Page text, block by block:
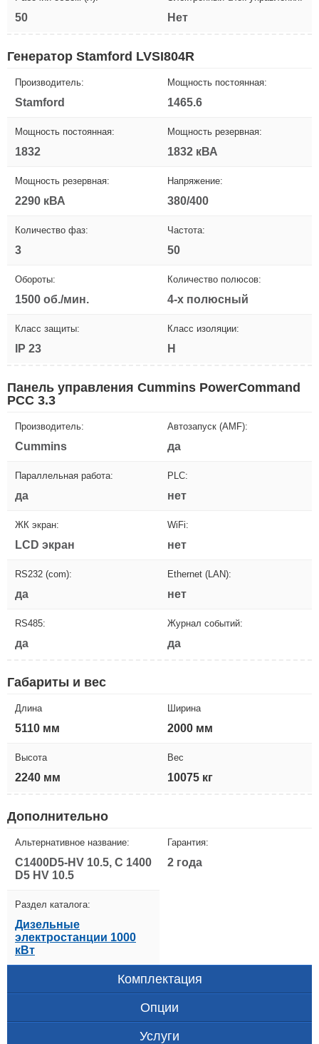
50 Нет
Генератор Stamford LVSI804R
Производитель:
Stamford
Мощность постоянная:
1465.6
Мощность постоянная:
1832
Мощность резервная:
1832 кВА
Мощность резервная:
2290 кВА
Напряжение:
380/400
Количество фаз:
3
Частота:
50
Обороты:
1500 об./мин.
Количество полюсов:
4-х полюсный
Класс защиты:
IP 23
Класс изоляции:
H
Панель управления Cummins PowerCommand
PCC 3.3
Производитель:
Cummins
Автозапуск (AMF):
да
Параллельная работа:
да
PLC:
нет
ЖК экран:
LCD экран
WiFi:
нет
RS232 (com):
да
Ethernet (LAN):
нет
RS485:
да
Журнал событий:
да
Габариты и вес
Длина
5110 мм
Ширина
2000 мм
Высота
2240 мм
Вес
10075 кг
Дополнительно
Альтернативное название:
C1400D5-HV 10.5, C 1400
D5 HV 10.5
Гарантия:
2 года
Раздел каталога:
Дизельные
электростанции 1000
кВт
Комплектация
Опции
Услуги